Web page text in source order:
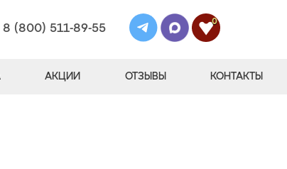
8 (800) 511-89-55
0
АКЦИИ ОТЗЫВЫ КОНТАКТЫ